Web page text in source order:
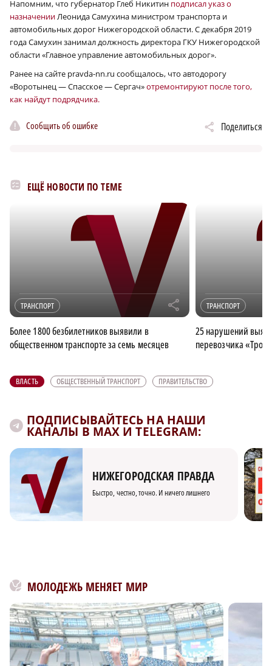
Напомним, что губернатор Глеб Никитин подписал указ о
назначении Леонида Самухина министром транспорта и
автомобильных дорог Нижегородской области. С декабря 2019
года Самухин занимал должность директора ГКУ Нижегородской
области «Главное управление автомобильных дорог».
Ранее на сайте pravda-nn.ru сообщалось, что автодорогу
«Воротынец — Спасское — Сергач»отремонтируют после того,
как найдут подрядчика.
Сообщить об ошибке Поделиться
ЕЩЁ НОВОСТИ ПО ТЕМЕ
ТРАНСПОРТ r
Более 1800 безбилетников выявили в
общественном транспорте за семь месяцев
ТРАНСПОРТ
25 нарушений
перевозчика
ВЛАСТЬ ОБЩЕСТВЕННЫЙ ТРАНСПОРТ ПРАВИТЕЛЬСТВО
ПОДПИСЫВАЙТЕСЬ НА НАШИ
КАНАЛЫ В MAX И TELEGRAM:
НИЖЕГОРОДСКАЯ ПРАВДА
Быстро, честно, точно. И ничего лишнего
МОЛОДЕЖЬ МЕНЯЕТ МИР